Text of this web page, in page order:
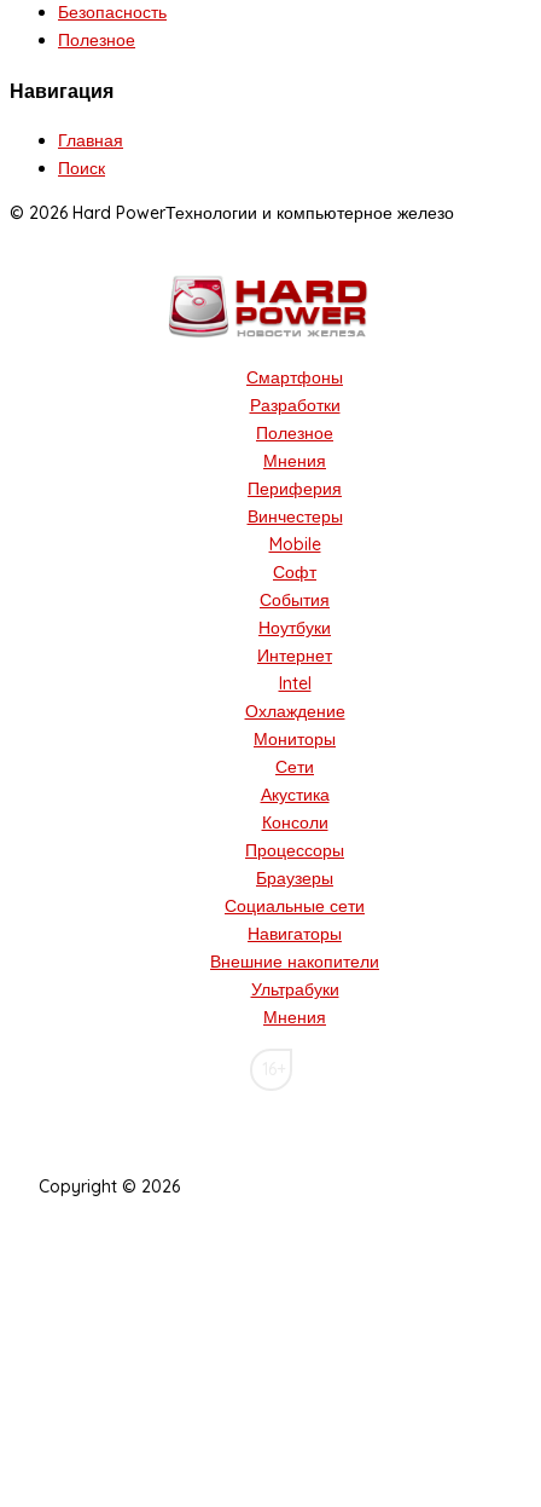
Безопасность
Полезное
Навигация
Главная
Поиск
© 2026 Hard PowerТехнологии и компьютерное железо
Смартфоны
Разработки
Полезное
Мнения
Периферия
Винчестеры
Mobile
Софт
События
Ноутбуки
Интернет
Intel
Охлаждение
Мониторы
Сети
Акустика
Консоли
Процессоры
Браузеры
Социальные сети
Навигаторы
Внешние накопители
Ультрабуки
Мнения
Copyright © 2026